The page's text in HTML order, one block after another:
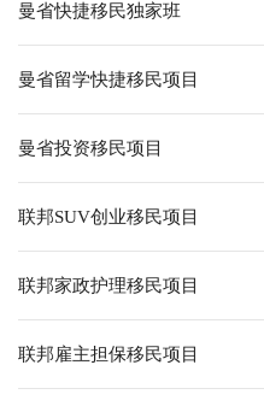
曼省快捷移民独家班
曼省留学快捷移民项目
曼省投资移民项目
联邦SUV创业移民项目
联邦家政护理移民项目
联邦雇主担保移民项目